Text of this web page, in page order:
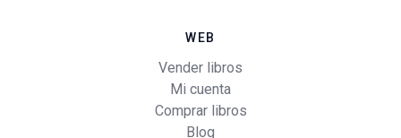
WEB
Vender libros
Mi cuenta
Comprar libros
Blog